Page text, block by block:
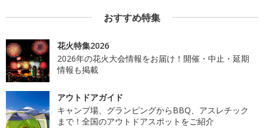
おすすめ特集
花火特集2026
2026年の花火大会情報をお届け！開催・中止・延期
情報も掲載
アウトドアガイド
キャンプ場、グランピングからBBQ、アスレチック
まで！全国のアウトドアスポットをご紹介